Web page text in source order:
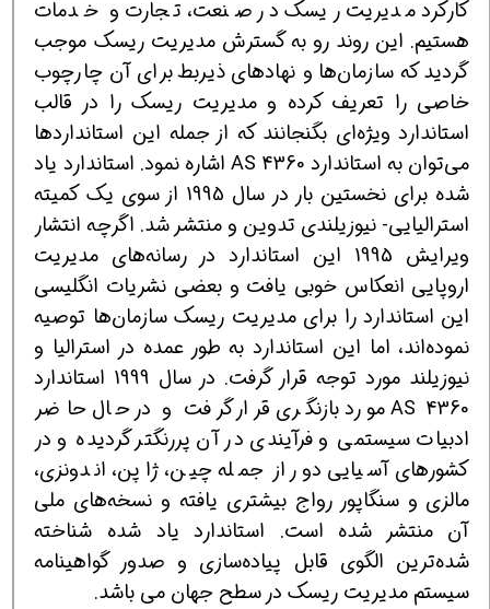
کارکرد مدیریت ریسک در صنعت، تجارت و خدمات
هستیم. این روند رو به گسترش مدیریت ریسک موجب
گردید که سازمان‌ها و نهادهای ذیربط برای آن چارچوب
خاصی را تعریف کرده و مدیریت ریسک را در قالب
استاندارد ویژه‌ای بگنجانند که از جمله این استانداردها
می‌توان به استاندارد AS 4360 اشاره نمود. استاندارد یاد
شده برای نخستین بار در سال 1995 از سوی یک کمیته
استرالیایی- نیوزیلندی تدوین و منتشر شد. اگرچه انتشار
ویرایش 1995 این استاندارد در رسانه‌های مدیریت
اروپایی انعکاس خوبی یافت و بعضی نشریات انگلیسی
این استاندارد را برای مدیریت ریسک سازمان‌ها توصیه
نموده‌اند، اما این استاندارد به طور عمده در استرالیا و
نیوزیلند مورد توجه قرار گرفت. در سال 1999 استاندارد
AS 4360 مورد بازنگری قرار گرفت و در حال حاضر
ادبیات سیستمی و فرآیندی در آن پر‌رنگتر گردیده و در
کشورهای آسیایی دور از جمله چین، ژاپن، اندونزی،
مالزی و سنگاپور رواج بیشتری یافته و نسخه‌های ملی
آن منتشر شده است. استاندارد یاد شده شناخته
شده‌ترین الگوی قابل پیاده‌سازی و صدور گواهینامه
سیستم مدیریت ریسک در سطح جهان می باشد.